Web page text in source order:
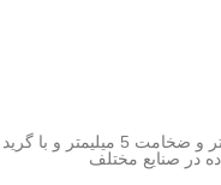
آهنربا دیسکی نئودیمیوم 5*15 با قطر 15 میلیمتر و ضخامت 5 میلیمتر و با گرید